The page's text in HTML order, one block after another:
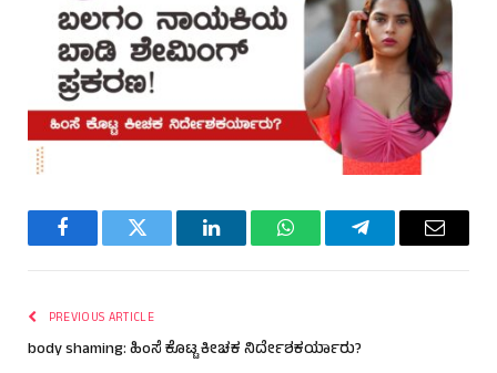
FacebookTwitter LinkedInWhatsAppTelegramEmail
PREVIOUS ARTICLE
body shaming: ಹಿಂಸೆ ಕೊಟ್ಟ ಕೀಚಕ ನಿರ್ದೇಶಕರ್ಯಾರು?